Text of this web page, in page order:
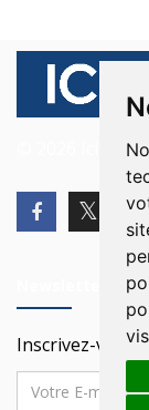
© 2026 Ici
Inscrivez-vous